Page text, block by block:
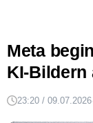
Meta
KI-Bildern
23:20 / 09.07.2026·